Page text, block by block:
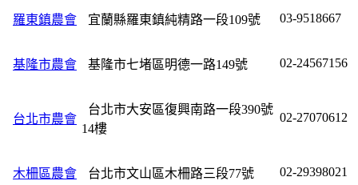
羅東鎮農會 宜蘭縣羅東鎮純精路一段109號 03-9518667
基隆市農會 基隆市七堵區明德一路149號 02-24567156
台北市農會
台北市大安區復興南路一段390號
14樓
02-27070612
木柵區農會 台北市文山區木柵路三段77號 02-29398021